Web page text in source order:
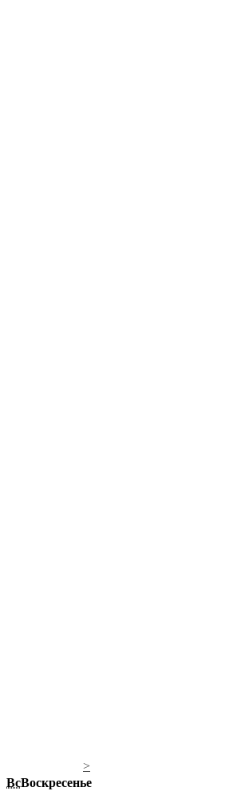
>
ВсВоскресенье